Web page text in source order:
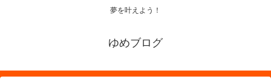
夢を叶えよう！
ゆめブログ